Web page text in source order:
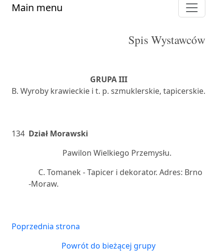
Main menu
Spis Wystawców
GRUPA III
B. Wyroby krawieckie i t. p. szmuklerskie, tapicerskie.
134 Dział Morawski
Pawilon Wielkiego Przemysłu.
C. Tomanek - Tapicer i dekorator. Adres: Brno
-Moraw.
Poprzednia strona
Powrót do bieżącej grupy